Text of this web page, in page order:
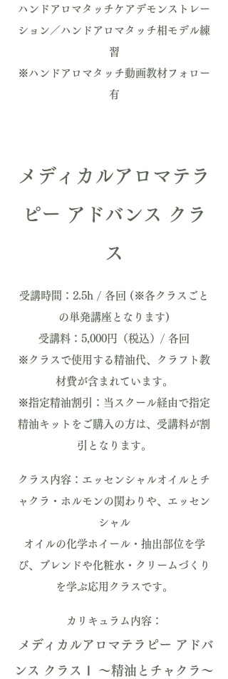
ハンドアロマタッチケアデモンストレー
ション／ハンドアロマタッチ相モデル練
習
※ハンドアロマタッチ動画教材フォロー
有
メディカルアロマテラ
ピー アドバンス クラ
ス
​受講時間：2.5h / 各回 (※各クラスごと
の単発講座となります)
受講料：5,000円（税込）/ 各回
※クラスで使用する精油代、クラフト教
材費が含まれています。
※指定精油割引：当スクール経由で指定
精油キットをご購入の方は、受講料が割
引となります。
クラス内容：エッセンシャルオイルとチ
ャクラ・ホルモンの関わりや、エッセン
シャル
オイルの化学ホイール・抽出部位を学
び、ブレンドや化粧水・クリームづくり
を学ぶ応用クラスです。
カリキュラム内容：
メディカルアロマテラピー アドバ
ンス クラスⅠ 〜精油とチャクラ〜